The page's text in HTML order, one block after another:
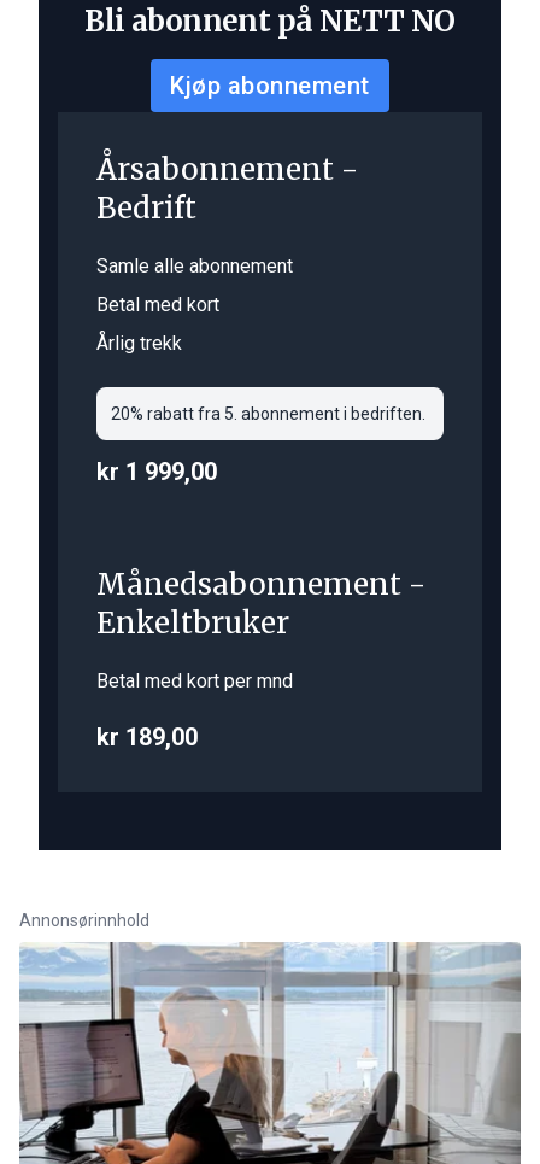
Bli abonnent på NETT NO
Kjøp abonnement
Årsabonnement -
Bedrift
Samle alle abonnement
Betal med kort
Årlig trekk
20% rabatt fra 5. abonnement i bedriften.
kr 1 999,00
Månedsabonnement -
Enkeltbruker
Betal med kort per mnd
kr 189,00
Annonsørinnhold